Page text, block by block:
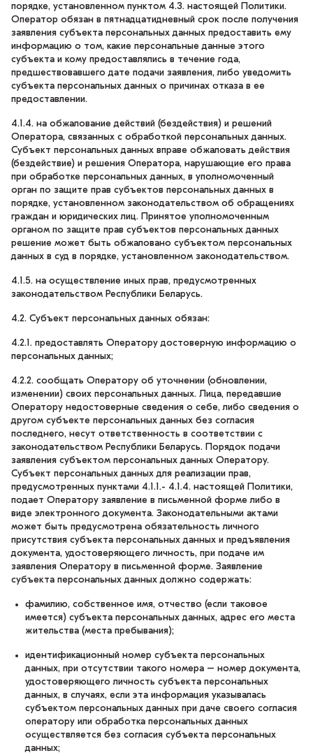
порядке, установленном пунктом 4.3. настоящей Политики.
Оператор обязан в пятнадцатидневный срок после получения
заявления субъекта персональных данных предоставить ему
информацию о том, какие персональные данные этого
субъекта и кому предоставлялись в течение года,
предшествовавшего дате подачи заявления, либо уведомить
субъекта персональных данных о причинах отказа в ее
предоставлении.
4.1.4. на обжалование действий (бездействия) и решений
Оператора, связанных с обработкой персональных данных.
Субъект персональных данных вправе обжаловать действия
(бездействие) и решения Оператора, нарушающие его права
при обработке персональных данных, в уполномоченный
орган по защите прав субъектов персональных данных в
порядке, установленном законодательством об обращениях
граждан и юридических лиц. Принятое уполномоченным
органом по защите прав субъектов персональных данных
решение может быть обжаловано субъектом персональных
данных в суд в порядке, установленном законодательством.
4.1.5. на осуществление иных прав, предусмотренных
законодательством Республики Беларусь.
4.2. Субъект персональных данных обязан:
4.2.1. предоставлять Оператору достоверную информацию о
персональных данных;
4.2.2. сообщать Оператору об уточнении (обновлении,
изменении) своих персональных данных. Лица, передавшие
Оператору недостоверные сведения о себе, либо сведения о
другом субъекте персональных данных без согласия
последнего, несут ответственность в соответствии с
законодательством Республики Беларусь. Порядок подачи
заявления субъектом персональных данных Оператору.
Субъект персональных данных для реализации прав,
предусмотренных пунктами 4.1.1.- 4.1.4. настоящей Политики,
подает Оператору заявление в письменной форме либо в
виде электронного документа. Законодательными актами
может быть предусмотрена обязательность личного
присутствия субъекта персональных данных и предъявления
документа, удостоверяющего личность, при подаче им
заявления Оператору в письменной форме. Заявление
субъекта персональных данных должно содержать:
фамилию, собственное имя, отчество (если таковое
имеется) субъекта персональных данных, адрес его места
жительства (места пребывания);
идентификационный номер субъекта персональных
данных, при отсутствии такого номера – номер документа,
удостоверяющего личность субъекта персональных
данных, в случаях, если эта информация указывалась
субъектом персональных данных при даче своего согласия
оператору или обработка персональных данных
осуществляется без согласия субъекта персональных
данных;